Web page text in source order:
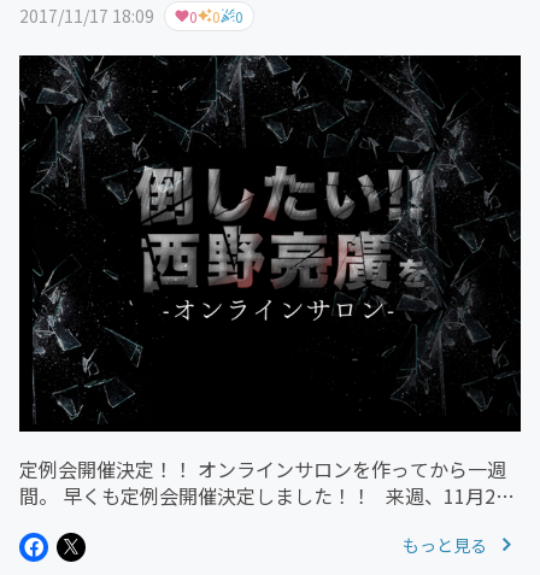
2017/11/17 18:09 0 0 0
定例会開催決定！！ オンラインサロンを作ってから一週
間。 早くも定例会開催決定しました！！ 来週、11月24
だ第一回定例会に間に合います！ 一緒に楽しいこと...
もっと見る